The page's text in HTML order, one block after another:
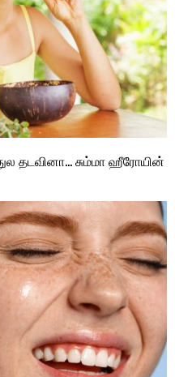
தடவினா… சும்மா ஹீரோயின்